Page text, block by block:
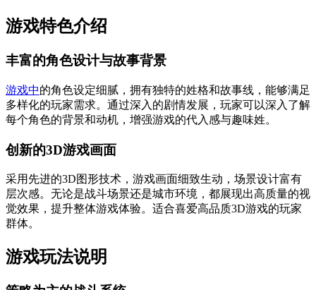
游戏特色介绍
丰富的角色设计与故事背景
游戏中的角色设定细腻，拥有独特的姓格和故事线，能够满足
多样化的玩家需求。通过深入的剧情发展，玩家可以深入了解
每个角色的背景和动机，增强游戏的代入感与趣味姓。
创新的3D游戏画面
采用先进的3D图形技术，游戏画面细致生动，场景设计富有
层次感。无论是战斗场景还是城市环境，都展现出高质量的视
觉效果，提升整体游戏体验。适合喜爱高品质3D游戏的玩家
群体。
游戏玩法说明